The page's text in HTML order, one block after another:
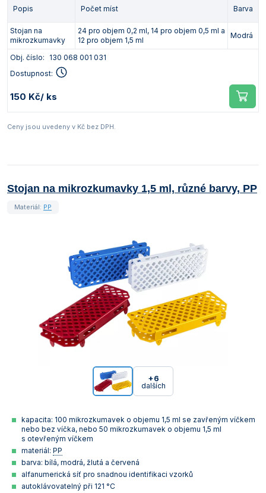
Popis Počet míst Barva
Stojan na
mikrozkumavky
24 pro objem 0,2 ml, 14 pro objem 0,5 ml a
12 pro objem 1,5 ml
Modrá
Obj. číslo:
130 068 001 031
Dostupnost:
150 Kč/ ks
Ceny jsou uvedeny v Kč bez DPH.
Stojan na mikrozkumavky 1,5 ml, různé barvy, PP
+6
dalších
Materiál: PP
kapacita: 100 mikrozkumavek o objemu 1,5 ml se zavřeným víčkem
nebo bez víčka, nebo 50 mikrozkumavek o objemu 1,5 ml
s otevřeným víčkem
materiál: PP
barva: bílá, modrá, žlutá a červená
alfanumerická síť pro snadnou identifikaci vzorků
autoklávovatelný při 121 °C
Vlastnosti skla a porcelánu
Zkumavky
Zátky a uzávěry
Zkumavky a stojany
Vlastnosti plastů
Teploměry, vlhkoměry a další přístroje pro
měření prostředí (klimatu)
Titrátory
Turbidimetry (měření zákalu)
Váhy
Vlhkostní analyzátory - váhy sušicí